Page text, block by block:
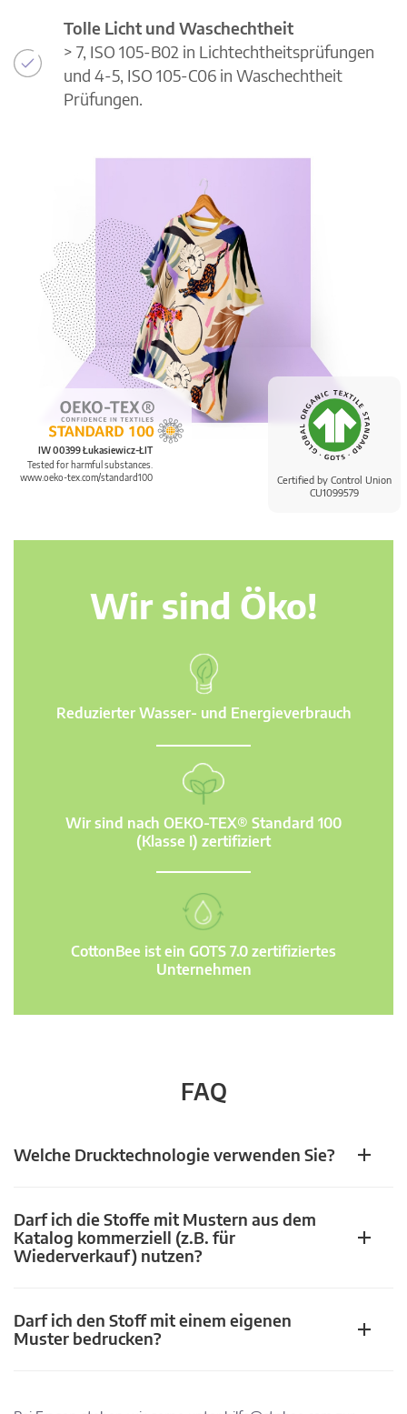
Certified by Control Union
CU1099579
IW 00399 Łukasiewicz-ŁIT
Tested for harmful substances.
www.oeko-tex.com/standard100
Tolle Licht und Waschechtheit
> 7, ISO 105-B02 in Lichtechtheitsprüfungen
und 4-5, ISO 105-C06 in Waschechtheit
Prüfungen.
Wir sind Öko!
Reduzierter Wasser- und Energieverbrauch
Wir sind nach OEKO-TEX® Standard 100
(Klasse I) zertifiziert
CottonBee ist ein GOTS 7.0 zertifiziertes
Unternehmen
FAQ
Welche Drucktechnologie verwenden Sie?
Darf ich die Stoffe mit Mustern aus dem
Katalog kommerziell (z.B. für
Wiederverkauf) nutzen?
Darf ich den Stoff mit einem eigenen
Muster bedrucken?